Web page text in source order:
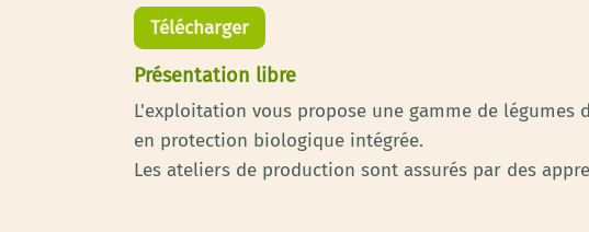
Télécharger
Présentation libre
L'exploitation vous propose une gamme de
en protection biologique intégrée.
Les ateliers de production sont assurés par des